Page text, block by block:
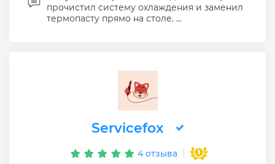
прочистил систему охлаждения и заменил
термопасту прямо на столе. ...
Servicefox
4 отзыва